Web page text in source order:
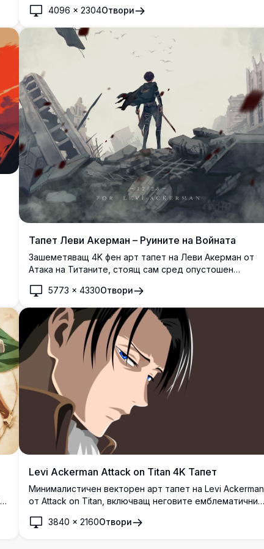
4096 ×2304Отвори
Тапет Леви Акерман – Руините на Войната
Зашеметяващ 4K фен арт тапет на Леви Акерман от
Атака на Титаните, стоящ сам сред опустошен
докато окървавени венчелистчета се носят през
призрачна, сива атмосфера.
5773 ×4330Отвори
Levi Ackerman Attack on Titan 4K Тапет
Минималистичен векторен арт тапет на Levi Ackerman
от Attack on Titan, включващ неговите емблематични
поза на профил върху тъмнокафяв фон.
3840 ×2160Отвори